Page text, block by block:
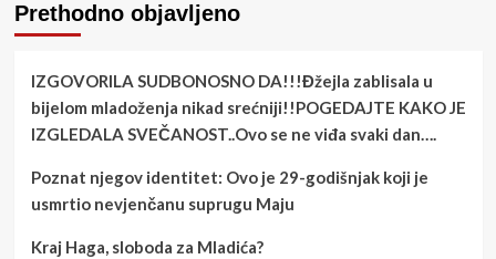
Prethodno objavljeno
IZGOVORILA SUDBONOSNO DA!!!Đžejla zablisala u
bijelom mladoženja nikad srećniji!!POGEDAJTE KAKO JE
IZGLEDALA SVEČANOST..Ovo se ne viđa svaki dan….
Poznat njegov identitet: Ovo je 29-godišnjak koji je
usmrtio nevjenčanu suprugu Maju
Kraj Haga, sloboda za Mladića?